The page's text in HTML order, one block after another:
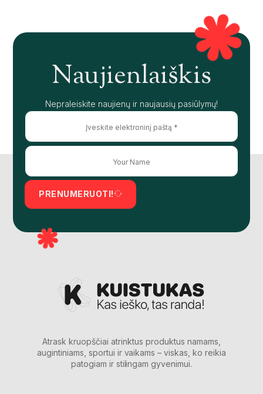
Naujienlaiškis
Nepraleiskite naujienų ir naujausių pasiūlymų!
PRENUMERUOTI!
Atrask kruopščiai atrinktus produktus namams,
augintiniams, sportui ir vaikams – viskas, ko reikia
patogiam ir stilingam gyvenimui.